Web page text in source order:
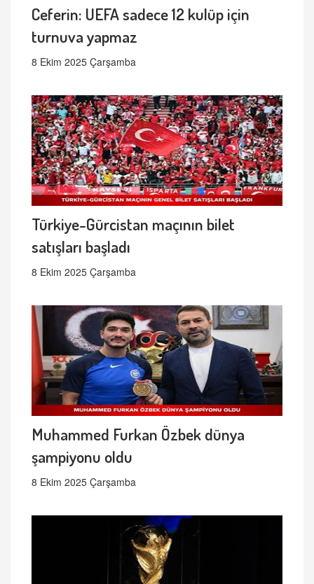
Ceferin: UEFA sadece 12 kulüp için
turnuva yapmaz
8 Ekim 2025 Çarşamba
Türkiye-Gürcistan maçının bilet
satışları başladı
8 Ekim 2025 Çarşamba
Muhammed Furkan Özbek dünya
şampiyonu oldu
8 Ekim 2025 Çarşamba